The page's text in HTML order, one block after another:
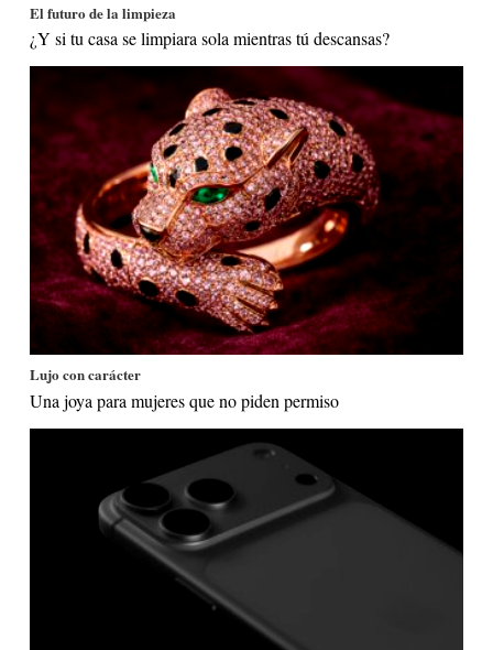
El futuro de la limpieza
¿Y si tu casa se limpiara sola mientras tú descansas?
Lujo con carácter
Una joya para mujeres que no piden permiso